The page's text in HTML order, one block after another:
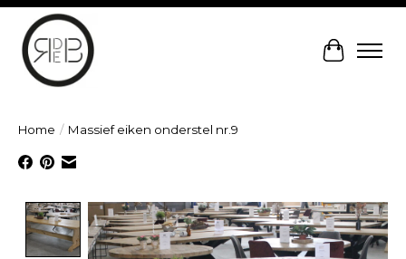
Home / Massief eiken onderstel nr.9
Product image slideshow Items